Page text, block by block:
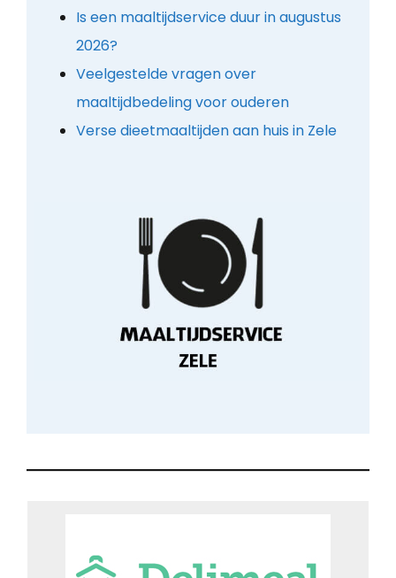
Is een maaltijdservice duur in augustus
2026?
Veelgestelde vragen over
maaltijdbedeling voor ouderen
Verse dieetmaaltijden aan huis in Zele